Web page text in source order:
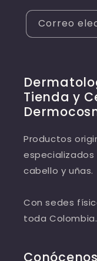
Correo
Tienda y
Productos
cabello y uñas.
Con sedes
toda Colombia.
Conócenos